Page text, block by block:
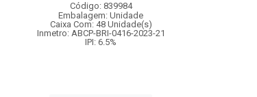
Código: 839984
Embalagem: Unidade
Caixa Com: 48 Unidade(s)
Inmetro: ABCP-BRI-0416-2023-21
IPI: 6.5%